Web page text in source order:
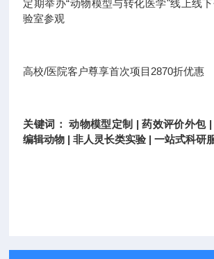
定期举办“动物模型与转化医学"线上线
验室参观
高校/医院客户尊享首次项目2870折优惠
关键词： 动物模型定制 | 药效评价外包
编辑动物 | 非人灵长类实验 | 一站式科研